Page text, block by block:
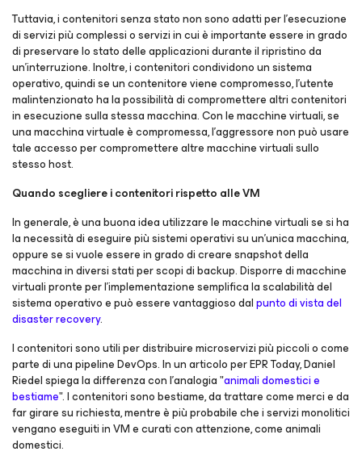
Tuttavia, i contenitori senza stato non sono adatti per l'esecuzione
di servizi più complessi o servizi in cui è importante essere in grado
di preservare lo stato delle applicazioni durante il ripristino da
un'interruzione. Inoltre, i contenitori condividono un sistema
operativo, quindi se un contenitore viene compromesso, l'utente
malintenzionato ha la possibilità di compromettere altri contenitori
in esecuzione sulla stessa macchina. Con le macchine virtuali, se
una macchina virtuale è compromessa, l'aggressore non può usare
tale accesso per compromettere altre macchine virtuali sullo
stesso host.
Quando scegliere i contenitori rispetto alle VM
In generale, è una buona idea utilizzare le macchine virtuali se si ha
la necessità di eseguire più sistemi operativi su un'unica macchina,
oppure se si vuole essere in grado di creare snapshot della
macchina in diversi stati per scopi di backup. Disporre di macchine
virtuali pronte per l'implementazione semplifica la scalabilità del
sistema operativo e può essere vantaggioso dalpunto di vista del
disaster recovery.
I contenitori sono utili per distribuire microservizi più piccoli o come
parte di una pipeline DevOps. In un articolo per EPR Today, Daniel
Riedel spiega la differenza con l'analogia "animali domestici e
bestiame". I contenitori sono bestiame, da trattare come merci e da
far girare su richiesta, mentre è più probabile che i servizi monolitici
vengano eseguiti in VM e curati con attenzione, come animali
domestici.